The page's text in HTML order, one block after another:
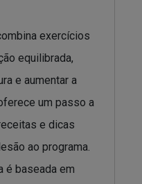
exercícios
equilibrada,
e aumentar a
um passo a
e dicas
ao programa.
é baseada em